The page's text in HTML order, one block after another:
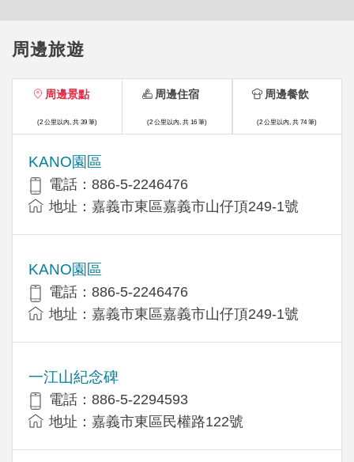
周邊旅遊
周邊景點
(2 公里以內, 共 39 筆)
KANO園區
電話：886-5-2246476
地址：嘉義市東區嘉義市山仔頂249-1號
KANO園區
電話：886-5-2246476
地址：嘉義市東區嘉義市山仔頂249-1號
一江山紀念碑
電話：886-5-2294593
地址：嘉義市東區民權路122號
周邊住宿
(2 公里以內, 共 16 筆)
周邊餐飲
(2 公里以內, 共 74 筆)